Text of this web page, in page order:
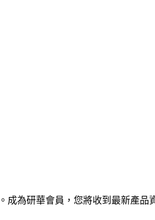
成為研華會員，您將收到最新產品